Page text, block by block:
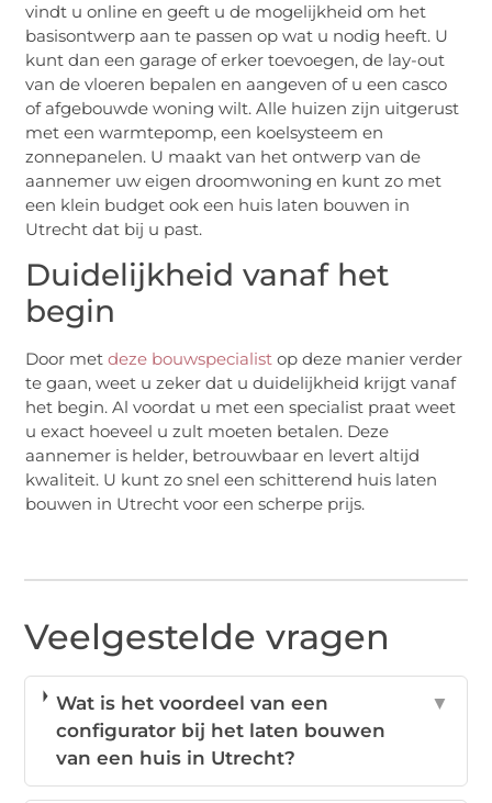
vindt u online en geeft u de mogelijkheid om het
basisontwerp aan te passen op wat u nodig heeft. U
kunt dan een garage of erker toevoegen, de lay-out
van de vloeren bepalen en aangeven of u een casco
of afgebouwde woning wilt. Alle huizen zijn uitgerust
met een warmtepomp, een koelsysteem en
zonnepanelen. U maakt van het ontwerp van de
aannemer uw eigen droomwoning en kunt zo met
een klein budget ook een huis laten bouwen in
Utrecht dat bij u past.
Duidelijkheid vanaf het
begin
Door metdeze bouwspecialist op deze manier verder
te gaan, weet u zeker dat u duidelijkheid krijgt vanaf
het begin. Al voordat u met een specialist praat weet
u exact hoeveel u zult moeten betalen. Deze
aannemer is helder, betrouwbaar en levert altijd
kwaliteit. U kunt zo snel een schitterend huis laten
bouwen in Utrecht voor een scherpe prijs.
Veelgestelde vragen
Wat is het voordeel van een
configurator bij het laten bouwen
van een huis in Utrecht?
▼